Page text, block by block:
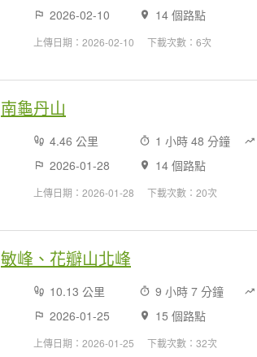
2026-02-10
14 個路點
上傳日期：2026-02-10 下載次數：6次
南龜丹山
4.46 公里 1 小時 48 分鐘
2026-01-28
14 個路點
上傳日期：2026-01-28 下載次數：20次
敏峰、花瓣山北峰
10.13 公里 9 小時 7 分鐘
2026-01-25
15 個路點
上傳日期：2026-01-25 下載次數：32次